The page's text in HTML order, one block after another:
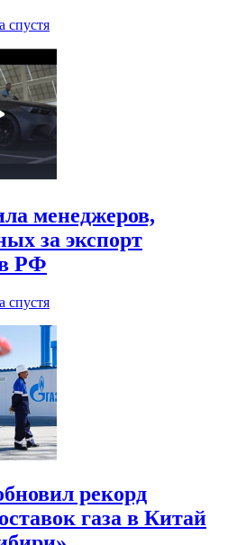
спустя
менеджеров,
за экспорт
РФ
спустя
рекорд
газа в Китай